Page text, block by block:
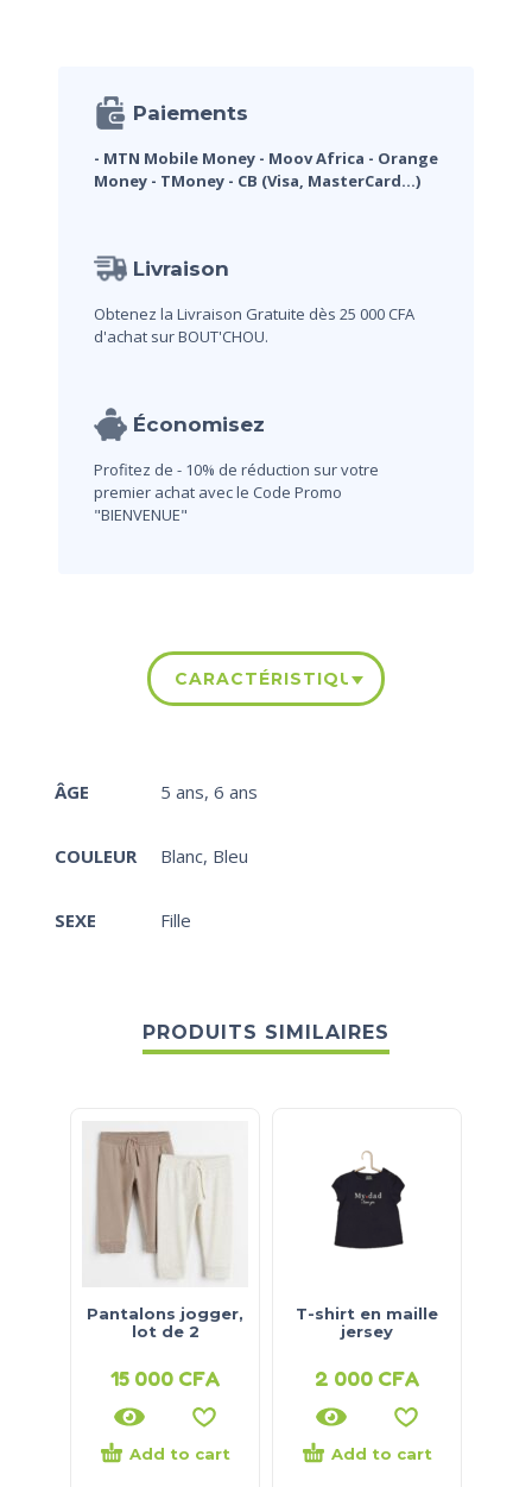
Paiements
- MTN Mobile Money - Moov Africa - Orange
Money - TMoney - CB (Visa, MasterCard...)
Livraison
Obtenez la Livraison Gratuite dès 25 000 CFA
d'achat sur BOUT'CHOU.
Économisez
Profitez de - 10% de réduction sur votre
premier achat avec le Code Promo
"BIENVENUE"
CARACTÉRISTIQUES
ÂGE 5 ans, 6 ans
COULEUR Blanc, Bleu
SEXE Fille
PRODUITS SIMILAIRES
Pantalons jogger,
lot de 2
15 000 CFA
Add to cart
T-shirt en maille
jersey
2 000 CFA
Add to cart